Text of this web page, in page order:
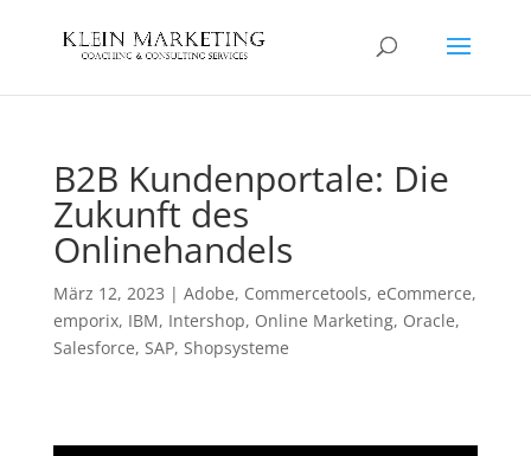
B2B Kundenportale: Die
Zukunft des
Onlinehandels
März 12, 2023 | Adobe, Commercetools, eCommerce,
emporix, IBM, Intershop, Online Marketing, Oracle,
Salesforce, SAP, Shopsysteme